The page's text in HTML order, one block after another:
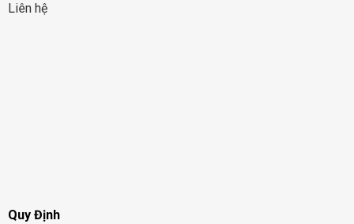
Liên hệ
Quy Định